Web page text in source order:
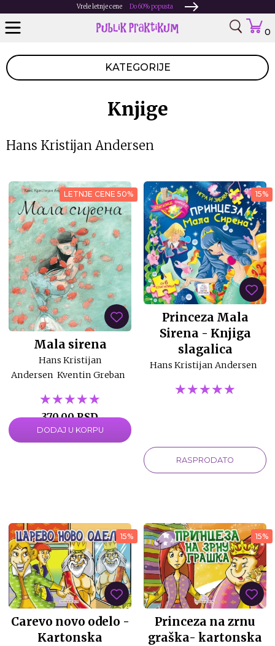
Vrele letnje cene Do 60% popusta
0
KATEGORIJE
Knjige
Hans Kristijan Andersen
LETNJE CENE 50%
Mala sirena
Hans Kristijan
Andersen Kventin Greban
★★★★★
★★★★★
★★★★★
370,00 RSD
740,00 RSD
DODAJ U KORPU
15%
Princeza Mala
Sirena - Knjiga
slagalica
Hans Kristijan Andersen
★★★★★
★★★★★
★★★★★
RASPRODATO
15%
Carevo novo odelo -
Kartonska
15%
Princeza na zrnu
graška- kartonska